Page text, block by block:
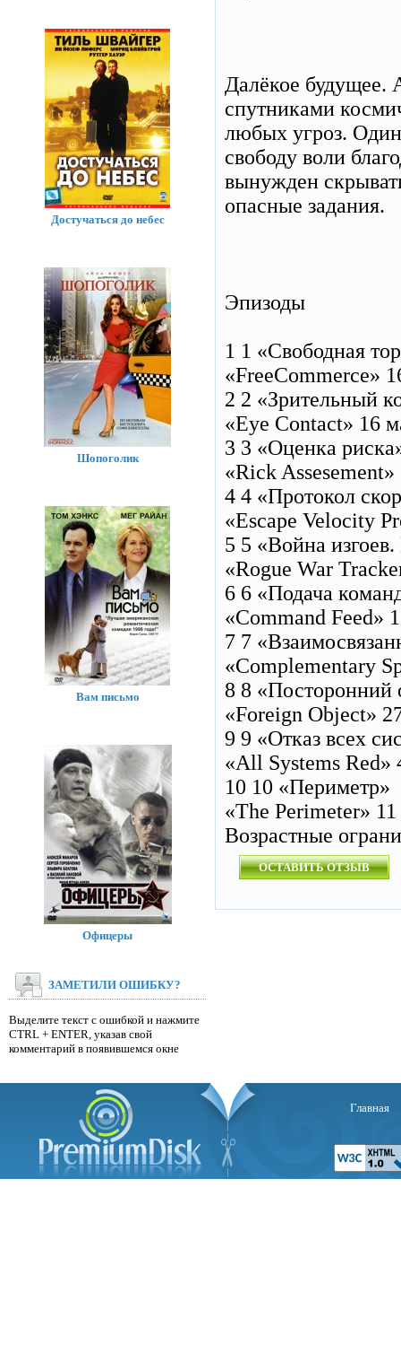
Далёкое будущее.
спутниками
любых угроз. Один
свободу воли
вынужден
опасные задания.
Эпизоды
1 1 «Свободная
«FreeCommerce»
2 2 «Зрительный
«Eye Contact» 16
3 3 «Оценка
«Rick
4 4 «Протокол
«Escape Velocity
5 5 «Война
«Rogue War
6 6 «Подача
«Command Feed»
7 7
«Complementary
8 8 «Посторонний
«Foreign Object»
9 9 «Отказ всех
«All Systems Red»
10 10 «Периметр»
«The Perimeter»
Возрастные
ОСТАВИТЬ ОТЗЫВ
Достучаться до небес
Шопоголик
Вам письмо
Офицеры
ЗАМЕТИЛИ ОШИБКУ?
Выделите текст с ошибкой и нажмите
CTRL + ENTER, указав свой
комментарий в появившемся окне
Главная